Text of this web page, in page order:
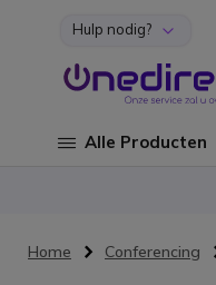
Ga naar de inhoud
Hulp nodig?
Alle Producten
Home Conferencing